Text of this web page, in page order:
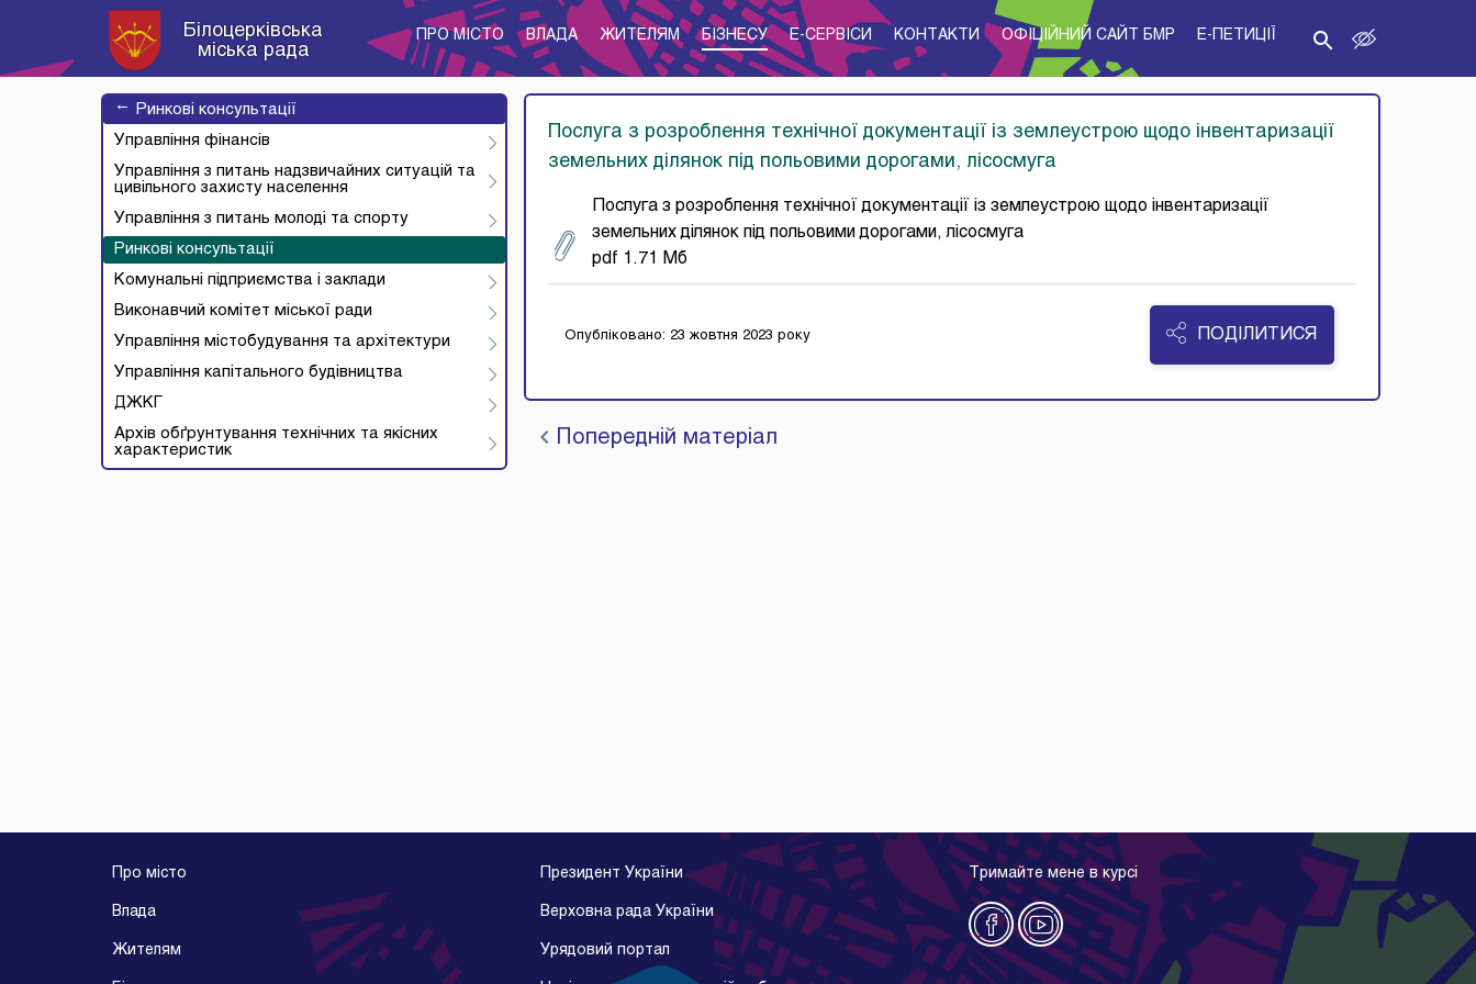
Білоцерківська
міська рада
ПРО МІСТО ВЛАДА ЖИТЕЛЯМ БІЗНЕСУ E-CЕРВІСИ КОНТАКТИ ОФІЦІЙНИЙ САЙТ БМР E-ПЕТИЦІЇ
→
Ринкові консультації
Управління фінансів
Управління з питань надзвичайних ситуацій та
цивільного захисту населення
Управління з питань молоді та спорту
Ринкові консультації
Комунальні підприємства і заклади
Виконавчий комітет міської ради
Управління містобудування та архітектури
Управління капітального будівництва
ДЖКГ
Архів обґрунтування технічних та якісних
характеристик
Послуга з розроблення технічної документації із землеустрою щодо інвентаризації
земельних ділянок під польовими дорогами, лісосмуга
Послуга з розроблення технічної документації із землеустрою щодо інвентаризації
земельних ділянок під польовими дорогами, лісосмуга
pdf 1.71 Мб
Опубліковано: 23 жовтня 2023 року ПОДІЛИТИСЯ
Попередній матеріал
Про місто
Влада
Жителям
Президент України
Верховна рада України
Урядовий портал
Тримайте мене в курсі